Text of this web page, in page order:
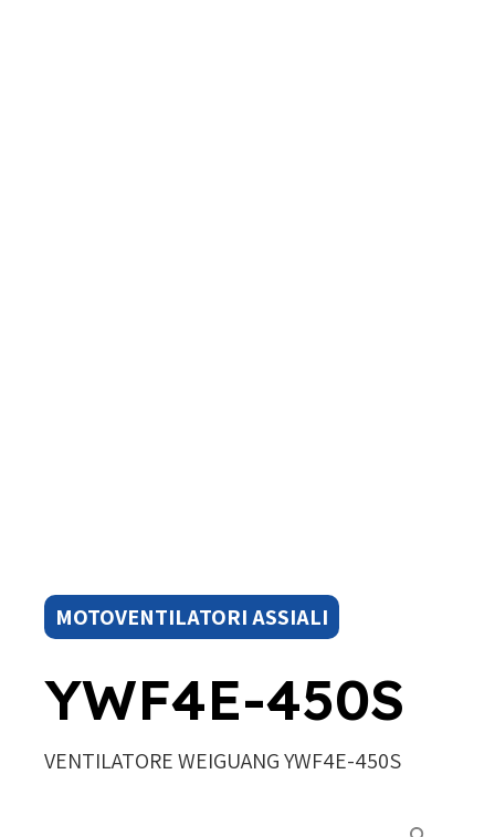
MOTOVENTILATORI ASSIALI
YWF4E-450S
VENTILATORE WEIGUANG YWF4E-450S